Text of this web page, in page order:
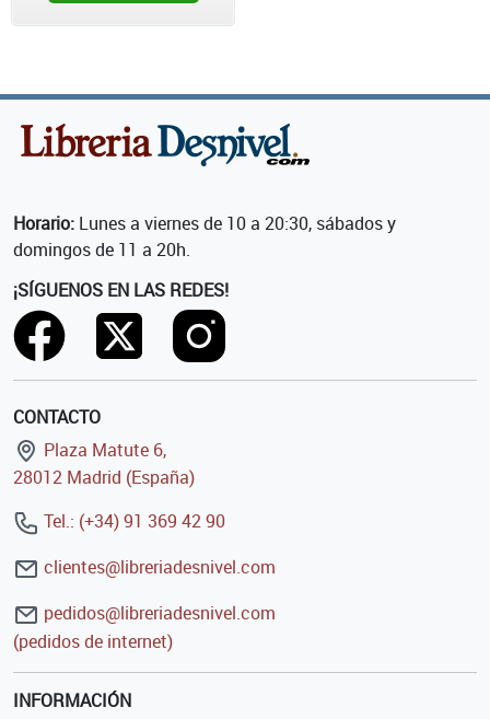
Horario: Lunes a viernes de 10 a 20:30, sábados y
domingos de 11 a 20h.
¡SÍGUENOS EN LAS REDES!
CONTACTO
Plaza Matute 6,
28012 Madrid (España)
Tel.: (+34) 91 369 42 90
clientes@libreriadesnivel.com
pedidos@libreriadesnivel.com
(pedidos de internet)
INFORMACIÓN